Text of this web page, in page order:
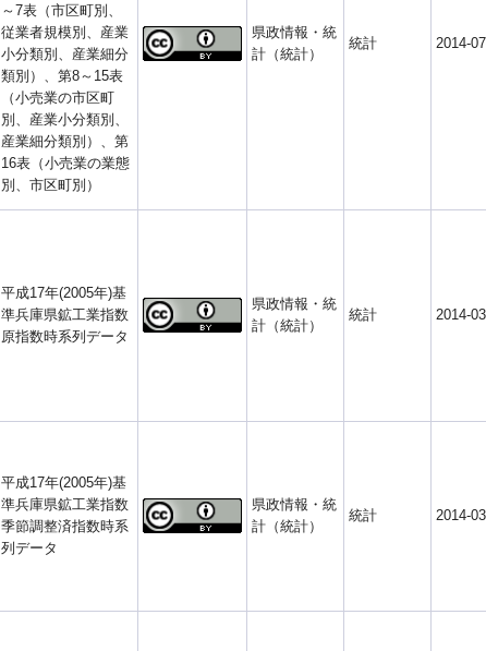
～7表（市区町別、
従業者規模別、産業
小分類別、産業細分
類別）、第8～15表
（小売業の市区町
別、産業小分類別、
産業細分類別）、第
16表（小売業の業態
別、市区町別）
県政情報・統
計（統計）
統計 2014-
平成17年(2005年)基
準兵庫県鉱工業指数
原指数時系列データ
県政情報・統
計（統計）
統計 2014-
平成17年(2005年)基
準兵庫県鉱工業指数
季節調整済指数時系
列データ
県政情報・統
計（統計）
統計 2014-